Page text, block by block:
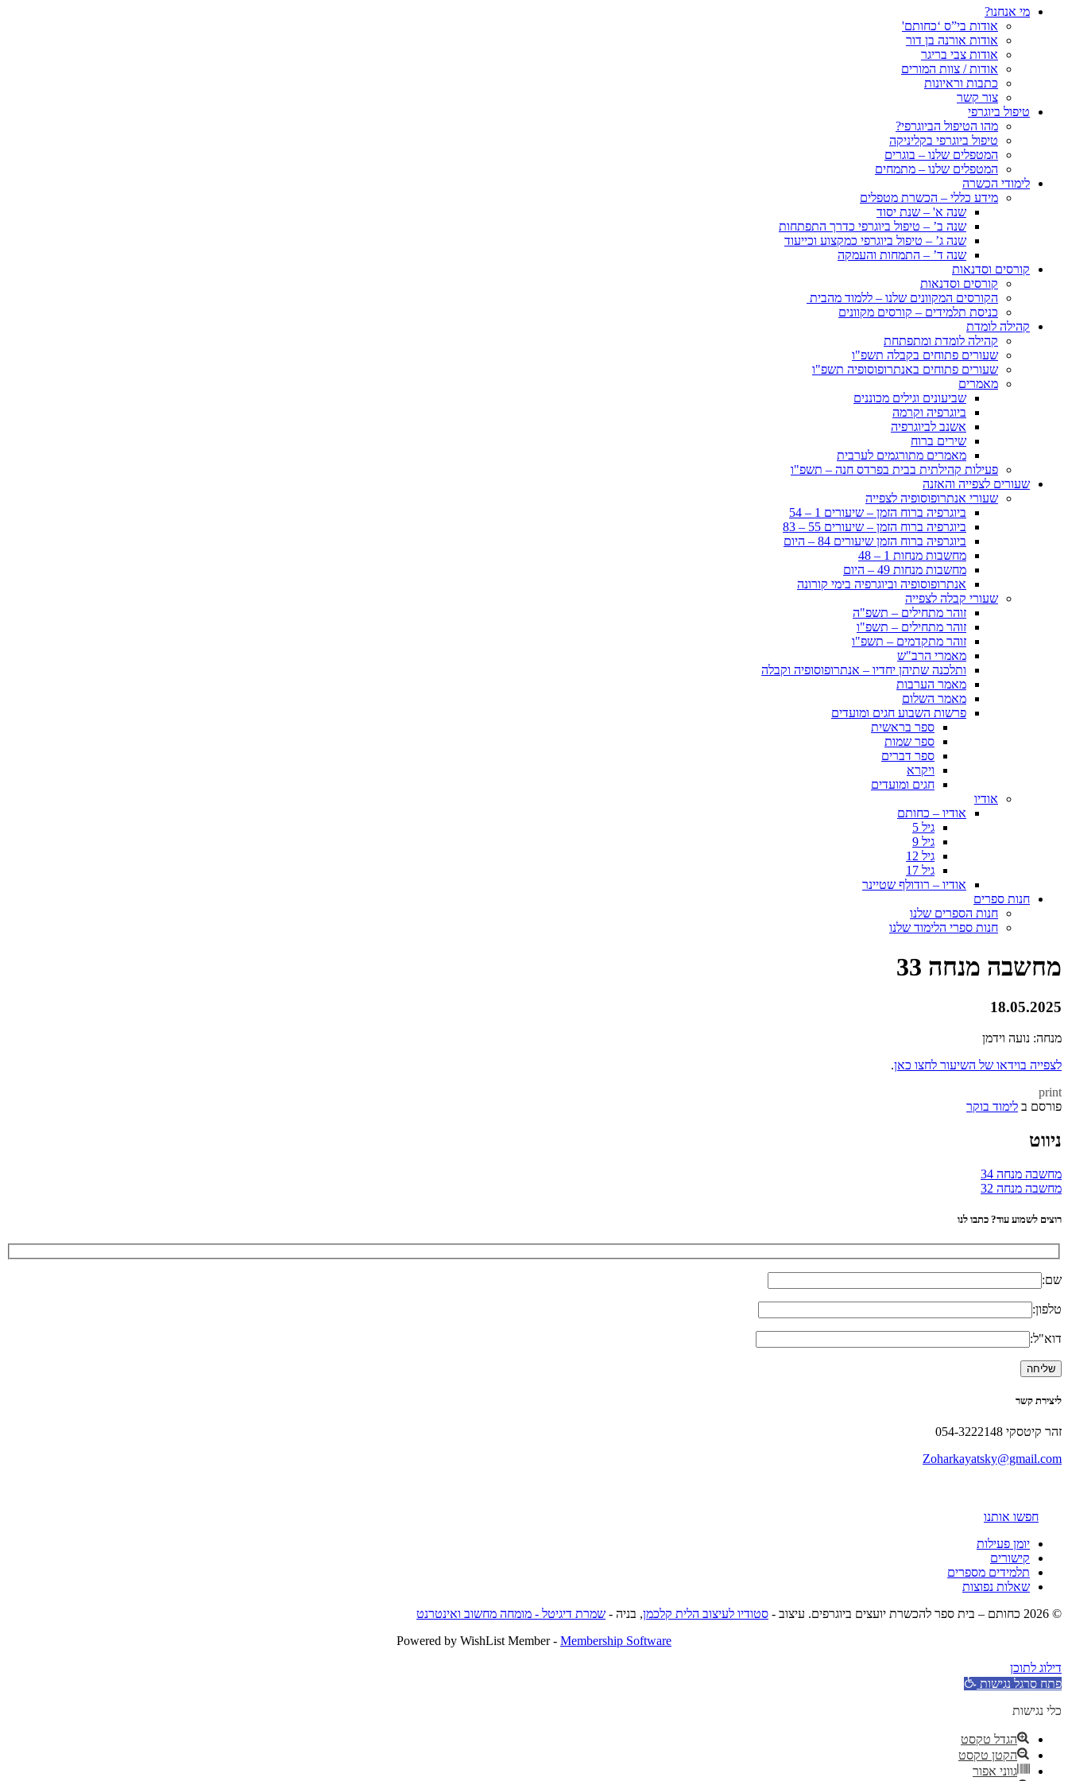
מי אנחנו?
אודות בי”ס ‘כחותם'
אודות אורנה בן דור
אודות צבי בריגר
אודות / צוות המורים
כתבות וראיונות
צור קשר
טיפול ביוגרפי
מהו הטיפול הביוגרפי?
טיפול ביוגרפי בקליניקה
המטפלים שלנו – בוגרים
המטפלים שלנו – מתמחים
לימודי הכשרה
מידע כללי – הכשרת מטפלים
שנה א' – שנת יסוד
שנה ב’ – טיפול ביוגרפי כדרך התפתחות
שנה ג’ – טיפול ביוגרפי כמקצוע וכייעוד
שנה ד’ – התמחות והעמקה
קורסים וסדנאות
קורסים וסדנאות
הקורסים המקוונים שלנו – ללמוד מהבית
כניסת תלמידים – קורסים מקוונים
קהילה לומדת
קהילה לומדת ומתפתחת
שעורים פתוחים בקבלה תשפ"ו
שעורים פתוחים באנתרופוסופיה תשפ"ו
מאמרים
שביעונים וגילים מכוננים
ביוגרפיה וקרמה
אשנב לביוגרפיה
שירים ברוח
מאמרים מתורגמים לערבית
פעילות קהילתית בבית בפרדס חנה – תשפ"ו
שעורים לצפייה והאזנה
שעורי אנתרופוסופיה לצפייה
ביוגרפיה ברוח הזמן – שיעורים 1 – 54
ביוגרפיה ברוח הזמן – שיעורים 55 – 83
ביוגרפיה ברוח הזמן שיעורים 84 – היום
מחשבות מנחות 1 – 48
מחשבות מנחות 49 – היום
אנתרופוסופיה וביוגרפיה בימי קורונה
שעורי קבלה לצפייה
זוהר מתחילים – תשפ"ה
זוהר מתחילים – תשפ"ו
זוהר מתקדמים – תשפ"ו
מאמרי הרב"ש
ותלכנה שתיהן יחדיו – אנתרופוסופיה וקבלה
מאמר הערבות
מאמר השלום
פרשות השבוע חגים ומועדים
ספר בראשית
ספר שמות
ספר דברים
ויקרא
חגים ומועדים
אודיו
אודיו – כחותם
גיל 5
גיל 9
גיל 12
גיל 17
אודיו – רודולף שטיינר
חנות ספרים
חנות הספרים שלנו
חנות ספרי הלימוד שלנו
מחשבה מנחה 33
18.05.2025
מנחה: נועה וידמן
לצפייה בוידאו של השיעור לחצו כאן.
print
פורסם ב לימוד בוקר
ניווט
מחשבה מנחה 34
מחשבה מנחה 32
רוצים לשמוע עוד? כתבו לנו
שם:
טלפון:
דוא"ל:
ליצירת קשר
זהר קיטסקי 054-3222148
Zoharkayatsky@gmail.com
חפשו אותנו
יומן פעילות
קישורים
תלמידים מספרים
שאלות נפוצות
© 2026 כחותם – בית ספר להכשרת יועצים ביוגרפים. עיצוב -
סטודיו לעיצוב הלית קלכמן, בניה - שמרת דיגיטל - מומחה מחשוב ואינטרנט
Powered by WishList Member - Membership Software
דילוג לתוכן
פתח סרגל נגישות
כלי נגישות
הגדל טקסט
הקטן טקסט
גווני אפור